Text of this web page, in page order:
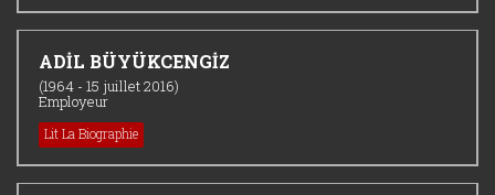
ADİL BÜYÜKCENGİZ
(1964 - 15 juillet 2016)
Employeur
Lit La Biographie